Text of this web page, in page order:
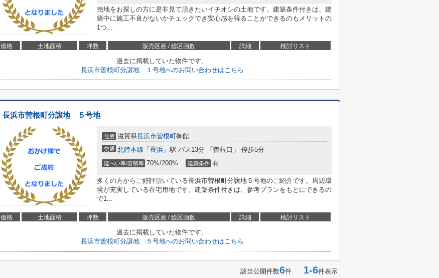
売地をお探しの方に是非見て頂きたいイチオシの土地です。建築条件付きは、建
築中に施工不良がないかチェックでき安心感を得ることができるのもメリットの
1つ...
価格 土地面積 坪数 販売区画 / 総区画数 詳細 検討リスト
過去に掲載していた物件です。
長浜市曽根町分譲地 １号地へのお問い合わせはこちら
長浜市曽根町分譲地 ５号地
住所 滋賀県長浜市曽根町御館
交通 北陸本線 「 長浜 」駅 バス13分 「曽根口」 停歩5分
建ぺい率/容積率 70%/200% 建築条件 有
多くの方からご好評頂いている長浜市曽根町分譲地５号地のご紹介です。周辺環
境が充実している在宅用地です。建築条件付きは、参考プランをもとにできるの
で1...
価格 土地面積 坪数 販売区画 / 総区画数 詳細 検討リスト
過去に掲載していた物件です。
長浜市曽根町分譲地 ５号地へのお問い合わせはこちら
該当公開件数6件 1-6件表示